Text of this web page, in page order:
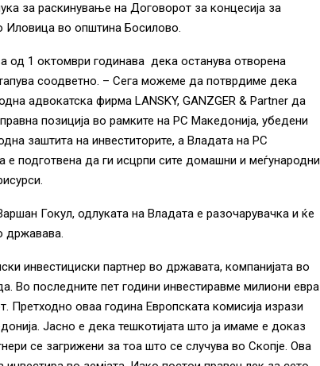
за раскинување на Договорот за концесија за
Иловица во општина Босилово.
од 1 октомври годинава дека останува отворена
соодветно. – Сега можеме да потврдиме дека
адвокатска фирма LANSKY, GANZGER & Partner да
позиција во рамките на РС Македонија, убедени
заштита на инвеститорите, а Владата на РС
е подготвена да ги исцрпи сите домашни и меѓународни
Гокул, одлуката на Владата е разочарувачка и ќе
државава.
инвестициски партнер во државата, компанијата во
Во последните пет години инвестиравме милиони евра
Претходно оваа година Европската комисија изрази
Јасно е дека тешкотијата што ја имаме е доказ
се загрижени за тоа што се случува во Скопје. Ова